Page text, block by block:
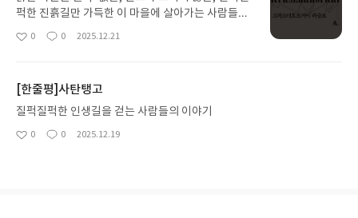
퍽한 진흙길만 가득한 이 마을에 살아가는 사람들의
일거수일투족을 그려내고 있다. 서로를 감시하며 질
스로 개척해나가는 사람이 없다.이들이 살아가는 모
습이 지금 현대를 살아가는 사람들과 별반 다르지 않
인기있는 드라마나 영화를 보며, 맛난 음식먹고 술취
좋
0
댓
0
작
2025.12.21
[한줄평]사탄탱고
질퍽질퍽한 인생길을 걷는 사람들의 이야기
좋
0
댓
0
작
2025.12.19